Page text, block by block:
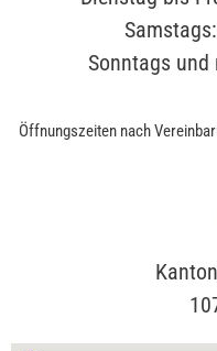
Sonntags
Öffnungszeiten nach